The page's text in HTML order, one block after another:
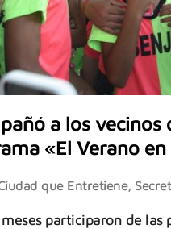
a los
«El Verano
que Entretiene,
participaron de